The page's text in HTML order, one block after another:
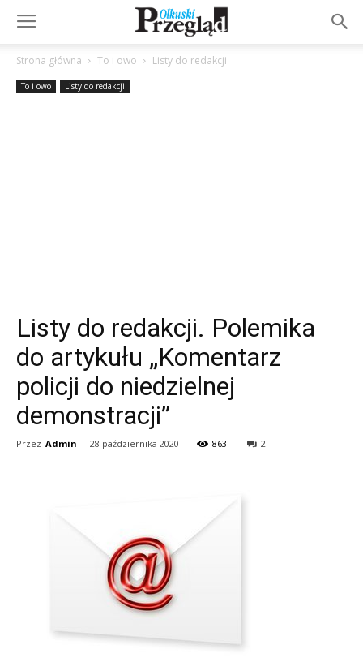
Strona główna To i owo Listy do redakcji
To i owo Listy do redakcji
Listy do redakcji. Polemika
do artykułu „Komentarz
policji do niedzielnej
demonstracji”
Przez Admin - 28 października 2020 863 2